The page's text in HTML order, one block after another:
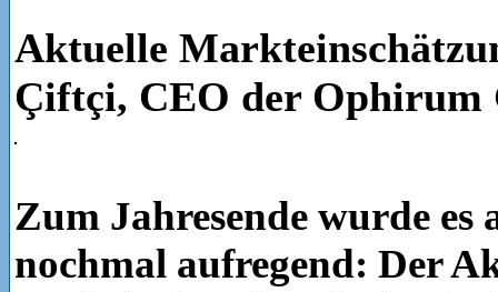
Aktuelle
Çiftçi, CEO der Ophirum
Zum Jahresende wurde es
nochmal aufregend: Der